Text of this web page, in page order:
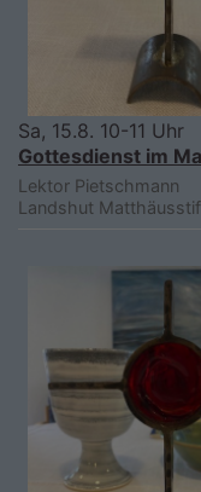
Sa, 15.8. 10-11 Uhr
Gottesdienst im
Lektor Pietschmann
Landshut